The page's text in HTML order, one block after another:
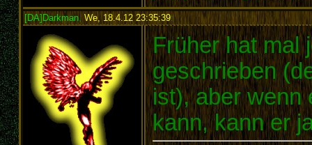
[DA]Darkman, We, 18.4.12 23:35:39:
Früher hat mal
geschrieben
ist), aber wenn
kann, kann er